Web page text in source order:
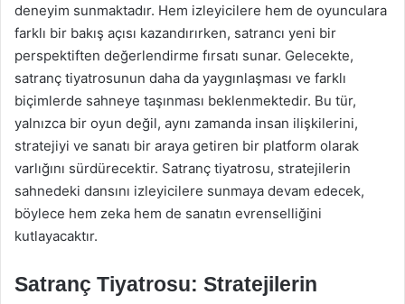
deneyim sunmaktadır. Hem izleyicilere hem de oyunculara
farklı bir bakış açısı kazandırırken, satrancı yeni bir
perspektiften değerlendirme fırsatı sunar. Gelecekte,
satranç tiyatrosunun daha da yaygınlaşması ve farklı
biçimlerde sahneye taşınması beklenmektedir. Bu tür,
yalnızca bir oyun değil, aynı zamanda insan ilişkilerini,
stratejiyi ve sanatı bir araya getiren bir platform olarak
varlığını sürdürecektir. Satranç tiyatrosu, stratejilerin
sahnedeki dansını izleyicilere sunmaya devam edecek,
böylece hem zeka hem de sanatın evrenselliğini
kutlayacaktır.
Satranç Tiyatrosu: Stratejilerin